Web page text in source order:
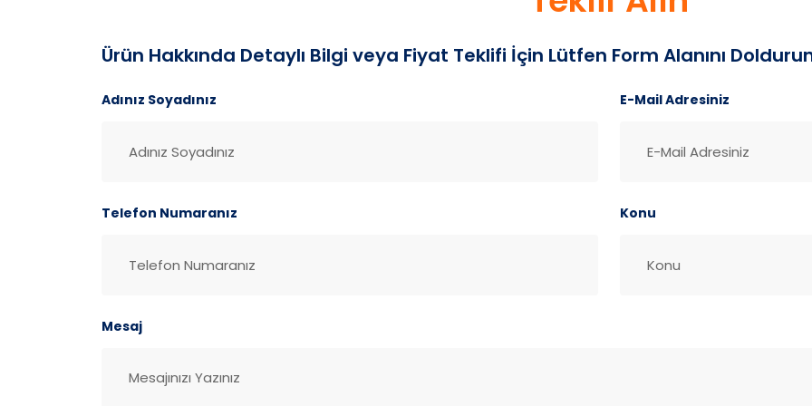
Ürün Hakkında Detaylı Bilgi veya Fiyat Teklifi İçin Lütfen Form Alanını
Adınız Soyadınız E-Mail Adresiniz
Telefon Numaranız Konu
Mesaj